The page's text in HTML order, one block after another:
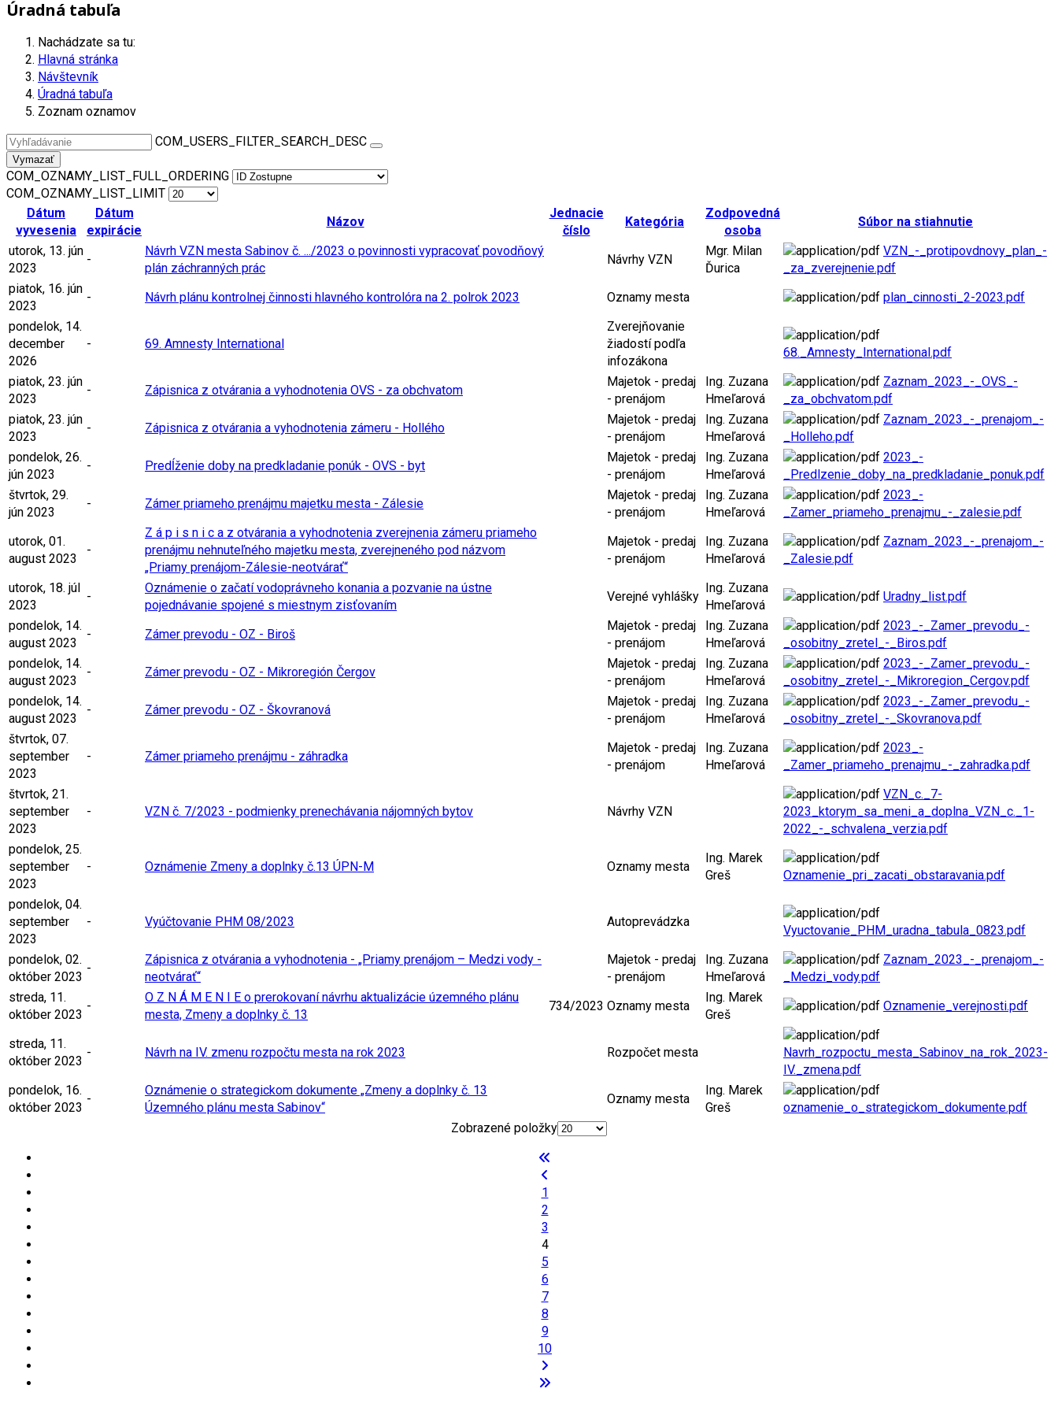
Úradná tabuľa
Nachádzate sa tu:
Hlavná stránka
Návštevník
Úradná tabuľa
Zoznam oznamov
COM_USERS_FILTER_SEARCH_DESC
Vymazať
COM_OZNAMY_LIST_FULL_ORDERING
COM_OZNAMY_LIST_LIMIT
Dátum
vyvesenia
Dátum
expirácie
Názov
Jednacie
číslo
Kategória
Zodpovedná
osoba
Súbor na stiahnutie
Zobrazené položky
1
2
3
4
5
6
7
8
9
10
utorok, 13. jún
2023
-
Návrh VZN mesta Sabinov č. .../2023 o povinnosti vypracovať povodňový
plán záchranných prác
Návrhy VZN
Mgr. Milan
Ďurica
VZN_-_protipovdnovy_plan_-
_za_zverejnenie.pdf
piatok, 16. jún
2023
- Návrh plánu kontrolnej činnosti hlavného kontrolóra na 2. polrok 2023 Oznamy mesta
plan_cinnosti_2-2023.pdf
pondelok, 14.
december
2026
- 69. Amnesty International
Zverejňovanie
žiadostí podľa
infozákona
68._Amnesty_International.pdf
piatok, 23. jún
2023
- Zápisnica z otvárania a vyhodnotenia OVS - za obchvatom
Majetok - predaj
- prenájom
Ing. Zuzana
Hmeľarová
Zaznam_2023_-_OVS_-
_za_obchvatom.pdf
piatok, 23. jún
2023
- Zápisnica z otvárania a vyhodnotenia zámeru - Hollého
Majetok - predaj
- prenájom
Ing. Zuzana
Hmeľarová
Zaznam_2023_-_prenajom_-
_Holleho.pdf
pondelok, 26.
jún 2023
- Predĺženie doby na predkladanie ponúk - OVS - byt
Majetok - predaj
- prenájom
Ing. Zuzana
Hmeľarová
2023_-
_Predlzenie_doby_na_predkladanie_ponuk.pdf
štvrtok, 29.
jún 2023
- Zámer priameho prenájmu majetku mesta - Zálesie
Majetok - predaj
- prenájom
Ing. Zuzana
Hmeľarová
2023_-
_Zamer_priameho_prenajmu_-_zalesie.pdf
utorok, 01.
august 2023
-
Z á p i s n i c a z otvárania a vyhodnotenia zverejnenia zámeru priameho
prenájmu nehnuteľného majetku mesta, zverejneného pod názvom
„Priamy prenájom-Zálesie-neotvárať“
Majetok - predaj
- prenájom
Ing. Zuzana
Hmeľarová
Zaznam_2023_-_prenajom_-
_Zalesie.pdf
utorok, 18. júl
2023
-
Oznámenie o začatí vodoprávneho konania a pozvanie na ústne
pojednávanie spojené s miestnym zisťovaním
Verejné vyhlášky
Ing. Zuzana
Hmeľarová
Uradny_list.pdf
pondelok, 14.
august 2023
- Zámer prevodu - OZ - Biroš
Majetok - predaj
- prenájom
Ing. Zuzana
Hmeľarová
2023_-_Zamer_prevodu_-
_osobitny_zretel_-_Biros.pdf
pondelok, 14.
august 2023
- Zámer prevodu - OZ - Mikroregión Čergov
Majetok - predaj
- prenájom
Ing. Zuzana
Hmeľarová
2023_-_Zamer_prevodu_-
_osobitny_zretel_-_Mikroregion_Cergov.pdf
pondelok, 14.
august 2023
- Zámer prevodu - OZ - Škovranová
Majetok - predaj
- prenájom
Ing. Zuzana
Hmeľarová
2023_-_Zamer_prevodu_-
_osobitny_zretel_-_Skovranova.pdf
štvrtok, 07.
september
2023
- Zámer priameho prenájmu - záhradka
Majetok - predaj
- prenájom
Ing. Zuzana
Hmeľarová
2023_-
_Zamer_priameho_prenajmu_-_zahradka.pdf
štvrtok, 21.
september
2023
- VZN č. 7/2023 - podmienky prenechávania nájomných bytov Návrhy VZN
VZN_c._7-
2023_ktorym_sa_meni_a_doplna_VZN_c._1-
2022_-_schvalena_verzia.pdf
pondelok, 25.
september
2023
- Oznámenie Zmeny a doplnky č.13 ÚPN-M Oznamy mesta
Ing. Marek
Greš
Oznamenie_pri_zacati_obstaravania.pdf
pondelok, 04.
september
2023
- Vyúčtovanie PHM 08/2023 Autoprevádzka
Vyuctovanie_PHM_uradna_tabula_0823.pdf
pondelok, 02.
október 2023
-
Zápisnica z otvárania a vyhodnotenia - „Priamy prenájom – Medzi vody -
neotvárať“
Majetok - predaj
- prenájom
Ing. Zuzana
Hmeľarová
Zaznam_2023_-_prenajom_-
_Medzi_vody.pdf
streda, 11.
október 2023
-
O Z N Á M E N I E o prerokovaní návrhu aktualizácie územného plánu
mesta, Zmeny a doplnky č. 13
734/2023 Oznamy mesta
Ing. Marek
Greš
Oznamenie_verejnosti.pdf
streda, 11.
október 2023
- Návrh na IV. zmenu rozpočtu mesta na rok 2023 Rozpočet mesta
Navrh_rozpoctu_mesta_Sabinov_na_rok_2023-
IV._zmena.pdf
pondelok, 16.
október 2023
-
Oznámenie o strategickom dokumente „Zmeny a doplnky č. 13
Územného plánu mesta Sabinov“
Oznamy mesta
Ing. Marek
Greš
oznamenie_o_strategickom_dokumente.pdf